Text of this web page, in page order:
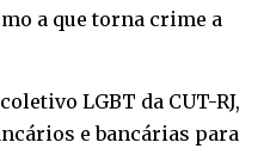
a que torna crime a
LGBT da CUT-RJ,
e bancárias para